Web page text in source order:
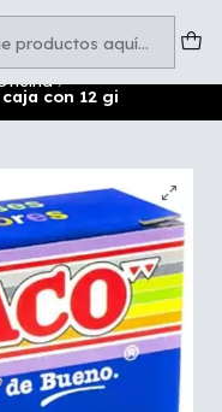
con 12 gi